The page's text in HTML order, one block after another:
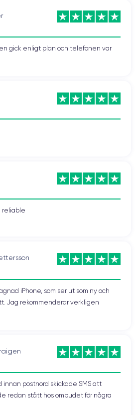
gick enligt plan och telefonen var
reliable
iPhone, som ser ut som ny och
Jag rekommenderar verkligen
postnord skickade SMS att
redan stått hos ombudet för några